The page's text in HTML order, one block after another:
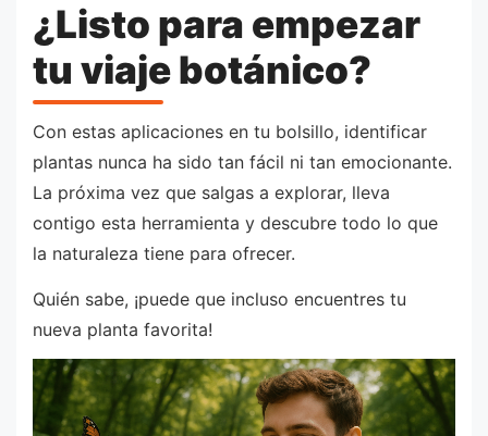
¿Listo para empezar
tu viaje botánico?
Con estas aplicaciones en tu bolsillo, identificar
plantas nunca ha sido tan fácil ni tan emocionante.
La próxima vez que salgas a explorar, lleva
contigo esta herramienta y descubre todo lo que
la naturaleza tiene para ofrecer.
Quién sabe, ¡puede que incluso encuentres tu
nueva planta favorita!